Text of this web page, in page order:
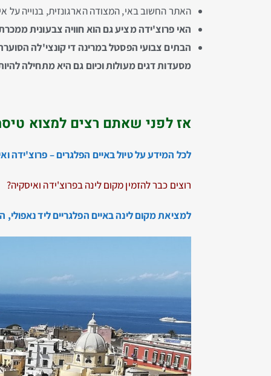
האתר החשוב באי, המצודה הארגונזית, בנוייה על
האי פרוצ'ידה מציע גם הוא חוויה צבעונית
הבתים צבועי הפסטל במרינה די קונצי'לה
מסעדות דגים מעולות וכיום גם היא מתחילה
אז לפני שאתם רצים למצוא
לכל המידע על טיול באיים הפלגרים – פרוצ'ידה
רוצים כבר להזמין מקום לינה בפרוצ'ידה ואיסקיה?
למציאת מקום לינה באיים הפלגריים ליד נאפולי,